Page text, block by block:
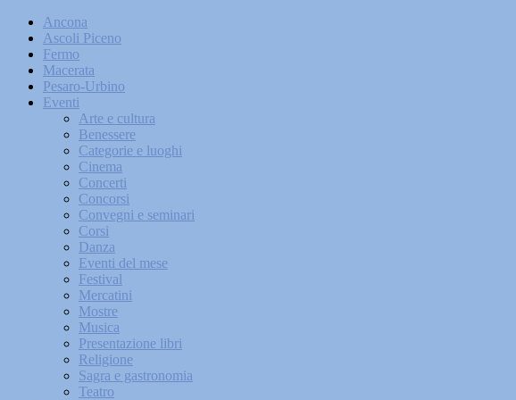
Ancona
Ascoli Piceno
Fermo
Macerata
Pesaro-Urbino
Eventi
Arte e cultura
Benessere
Categorie e luoghi
Cinema
Concerti
Concorsi
Convegni e seminari
Corsi
Danza
Eventi del mese
Festival
Mercatini
Mostre
Musica
Presentazione libri
Religione
Sagra e gastronomia
Teatro